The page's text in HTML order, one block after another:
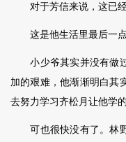
对于芳信来说，这已经
这是他生活里最后一点
小少爷其实并没有做过
加的艰难，他渐渐明白其
去努力学习齐松月让他学
可也很快没有了。林野